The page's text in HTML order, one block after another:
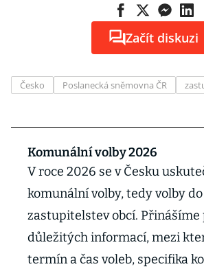
Začít diskuzi
Česko Poslanecká sněmovna ČR
Komunální volby 2026
V roce 2026 se v Česku
komunální volby, tedy volby do
zastupitelstev obcí.
důležitých informací, mezi
termín a čas voleb, specifika